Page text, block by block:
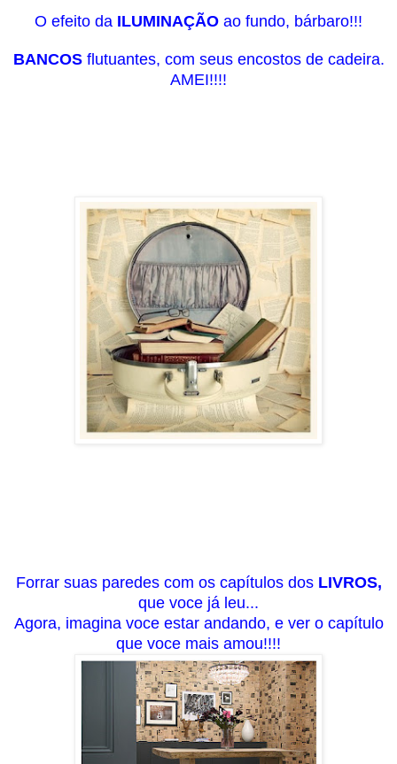
O efeito da ILUMINAÇÃO ao fundo, bárbaro!!!
BANCOSflutuantes, com seus encostos de cadeira.
AMEI!!!!
Forrar suas paredes com os capítulos dos LIVROS,
que voce já leu...
Agora, imagina voce estar andando, e ver o capítulo
que voce mais amou!!!!